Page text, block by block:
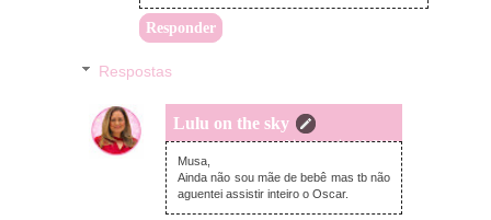
Responder
Respostas
Lulu on the sky
terça-feira, fevereiro 26, 2013
Musa,
Ainda não sou mãe de bebê mas tb não
aguentei assistir inteiro o Oscar.